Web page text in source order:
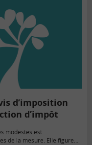
d’imposition
d’impôt
modestes est
de la mesure. Elle figure